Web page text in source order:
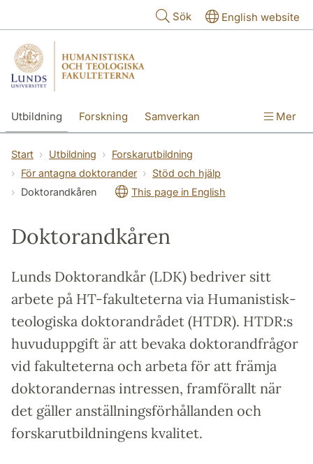
Sök English website
Utbildning Forskning Samverkan Mer
Start Utbildning
Forskarutbildning
För antagna doktorander
Stöd och hjälp
Doktorandkåren
This page in English
Doktorandkåren
Lunds Doktorandkår (LDK) bedriver sitt
arbete på HT-fakulteterna via Humanistisk-
teologiska doktorandrådet (HTDR). HTDR:s
huvuduppgift är att bevaka doktorandfrågor
vid fakulteterna och arbeta för att främja
doktorandernas intressen, framförallt när
det gäller anställningsförhållanden och
forskarutbildningens kvalitet.